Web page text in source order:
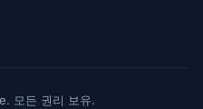
모든 권리 보유.